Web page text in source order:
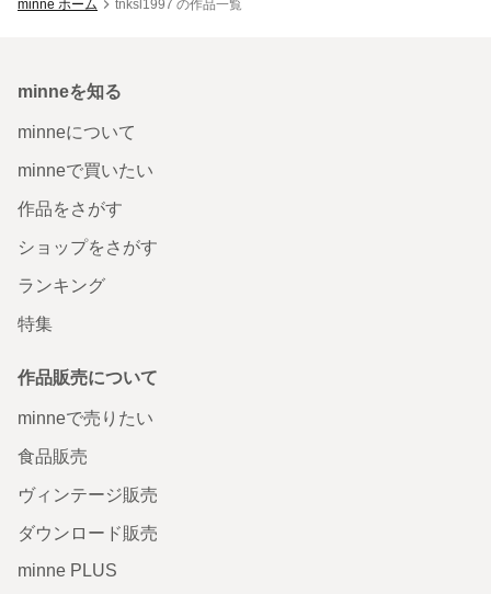
minne ホーム tnksl1997 の作品一覧
minneを知る
minneについて
minneで買いたい
作品をさがす
ショップをさがす
ランキング
特集
作品販売について
minneで売りたい
食品販売
ヴィンテージ販売
ダウンロード販売
minne PLUS